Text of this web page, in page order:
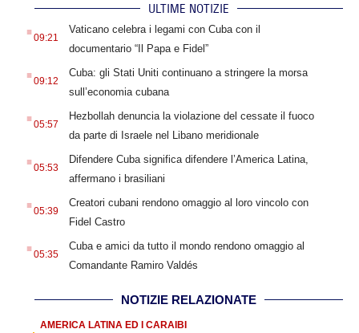
ULTIME NOTIZIE
.09:21
Vaticano celebra i legami con Cuba con il
documentario “Il Papa e Fidel”
.09:12
Cuba: gli Stati Uniti continuano a stringere la morsa
sull’economia cubana
.05:57
Hezbollah denuncia la violazione del cessate il fuoco
da parte di Israele nel Libano meridionale
.05:53
Difendere Cuba significa difendere l’America Latina,
affermano i brasiliani
.05:39
Creatori cubani rendono omaggio al loro vincolo con
Fidel Castro
.05:35
Cuba e amici da tutto il mondo rendono omaggio al
Comandante Ramiro Valdés
NOTIZIE RELAZIONATE
AMERICA LATINA ED I CARAIBI